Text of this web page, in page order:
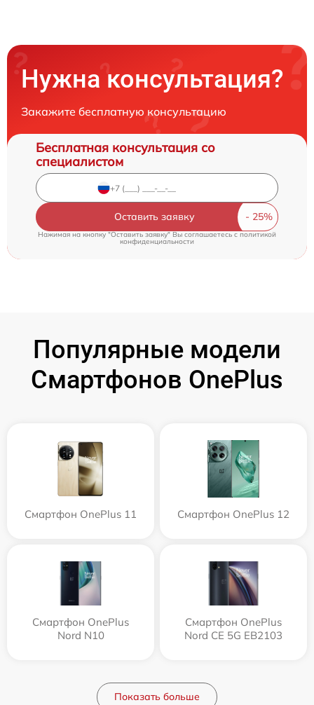
Нужна консультация?
Закажите бесплатную консультацию
Бесплатная консультация со
специалистом
Оставить заявку
Нажимая на кнопку "Оставить заявку" Вы соглашаетесь c политикой
конфиденциальности
Популярные модели
Смартфонов OnePlus
Смартфон OnePlus 11 Смартфон OnePlus 12
Смартфон OnePlus
Nord N10
Смартфон OnePlus
Nord CE 5G EB2103
Показать больше